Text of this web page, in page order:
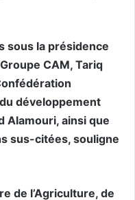
sous la présidence
CAM, Tariq
développement
Alamouri, ainsi que
sus-citées, souligne
de l’Agriculture, de